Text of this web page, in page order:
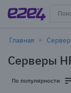
Главная
Серверы
По популярности